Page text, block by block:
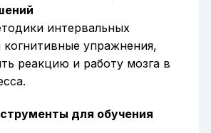
интервальных
когнитивные упражнения,
реакцию и работу мозга в
для обучения